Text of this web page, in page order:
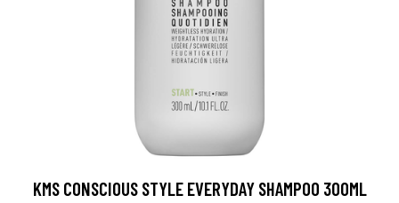
KMS CONSCIOUS STYLE EVERYDAY SHAMPOO 300ML